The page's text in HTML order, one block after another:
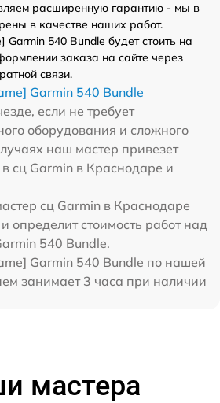
расширенную гарантию - мы в
в качестве наших работ.
Garmin 540 Bundle будет стоить на
заказа на сайте через
связи.
Garmin 540 Bundle
если не требует
оборудования и сложного
наш мастер привезет
сц Garmin в Краснодаре и
сц Garmin в Краснодаре
определит стоимость работ над
540 Bundle.
Garmin 540 Bundle по нашей
занимает 3 часа при наличии
мастера